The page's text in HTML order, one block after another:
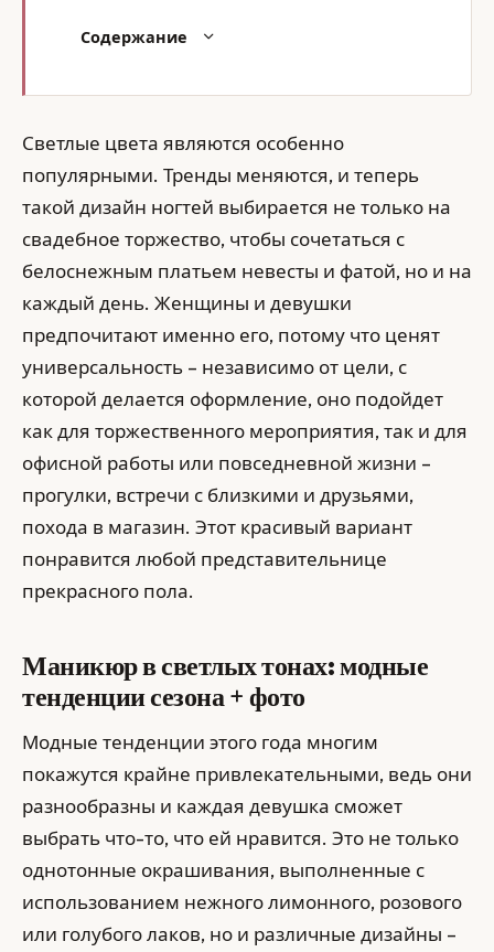
Содержание
Светлые цвета являются особенно
популярными. Тренды меняются, и теперь
такой дизайн ногтей выбирается не только на
свадебное торжество, чтобы сочетаться с
белоснежным платьем невесты и фатой, но и на
каждый день. Женщины и девушки
предпочитают именно его, потому что ценят
универсальность – независимо от цели, с
которой делается оформление, оно подойдет
как для торжественного мероприятия, так и для
офисной работы или повседневной жизни –
прогулки, встречи с близкими и друзьями,
похода в магазин. Этот красивый вариант
понравится любой представительнице
прекрасного пола.
Маникюр в светлых тонах: модные
тенденции сезона + фото
Модные тенденции этого года многим
покажутся крайне привлекательными, ведь они
разнообразны и каждая девушка сможет
выбрать что-то, что ей нравится. Это не только
однотонные окрашивания, выполненные с
использованием нежного лимонного, розового
или голубого лаков, но и различные дизайны –